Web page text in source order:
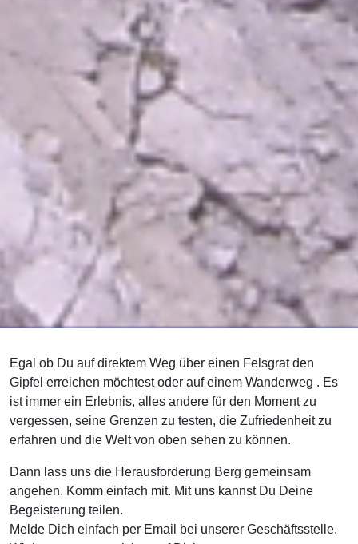
Egal ob Du auf direktem Weg über einen Felsgrat den
Gipfel erreichen möchtest oder auf einem Wanderweg . Es
ist immer ein Erlebnis, alles andere für den Moment zu
vergessen, seine Grenzen zu testen, die Zufriedenheit zu
erfahren und die Welt von oben sehen zu können.
Dann lass uns die Herausforderung Berg gemeinsam
angehen. Komm einfach mit. Mit uns kannst Du Deine
Begeisterung teilen.
Melde Dich einfach per Email bei unserer Geschäftsstelle.